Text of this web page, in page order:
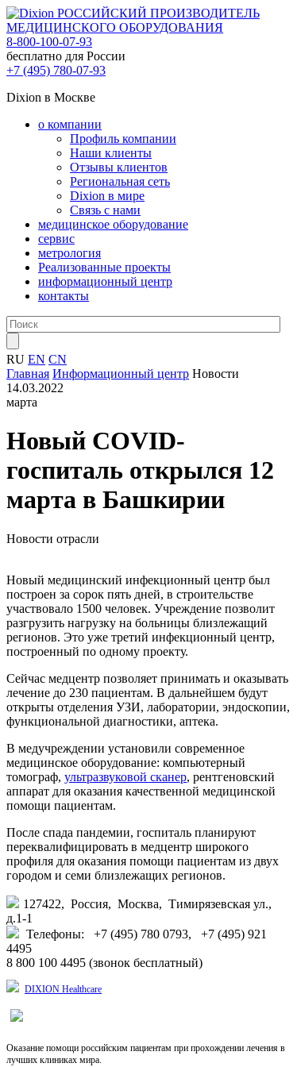
РОССИЙСКИЙ ПРОИЗВОДИТЕЛЬ
МЕДИЦИНСКОГО ОБОРУДОВАНИЯ
8-800-100-07-93
бесплатно для России
+7 (495) 780-07-93
Dixion в Москве
о компании
Профиль компании
Наши клиенты
Отзывы клиентов
Региональная сеть
Dixion в мире
Связь с нами
медицинское оборудование
сервис
метрология
Реализованные проекты
информационный центр
контакты
RU EN CN
Главная Информационный центр Новости
14.03.2022
марта
Новый COVID-
госпиталь открылся 12
марта в Башкирии
Новости отрасли
Новый медицинский инфекционный центр был
построен за сорок пять дней, в строительстве
участвовало 1500 человек. Учреждение позволит
разгрузить нагрузку на больницы близлежащий
регионов. Это уже третий инфекционный центр,
построенный по одному проекту.
Сейчас медцентр позволяет принимать и оказывать
лечение до 230 пациентам. В дальнейшем будут
открыты отделения УЗИ, лаборатории, эндоскопии,
функциональной диагностики, аптека.
В медучреждении установили современное
медицинское оборудование: компьютерный
томограф, ультразвуковой сканер, рентгеновский
аппарат для оказания качественной медицинской
помощи пациентам.
После спада пандемии, госпиталь планируют
переквалифицировать в медцентр широкого
профиля для оказания помощи пациентам из двух
городом и семи близлежащих регионов.
127422, Россия, Москва, Тимирязевская ул.,
д.1-1
Телефоны: +7 (495) 780 0793, +7 (495) 921
4495
8 800 100 4495 (звонок бесплатный)
DIXION Healthcare
Оказание помощи российским пациентам при прохождении лечения в
лучших клиниках мира.